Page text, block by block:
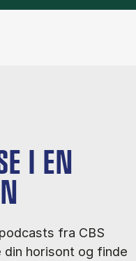
I EN
fra CBS
horisont og finde